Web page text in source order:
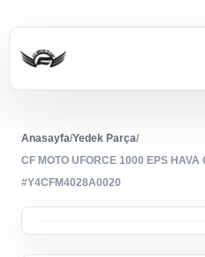
Anasayfa/Yedek Parça/
CF MOTO UFORCE 1000 EPS HAVA
#Y4CFM4028A0020